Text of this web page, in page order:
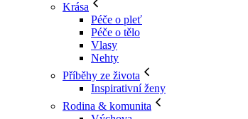
Krása
Péče o pleť
Péče o tělo
Vlasy
Nehty
Příběhy ze života
Inspirativní ženy
Rodina & komunita